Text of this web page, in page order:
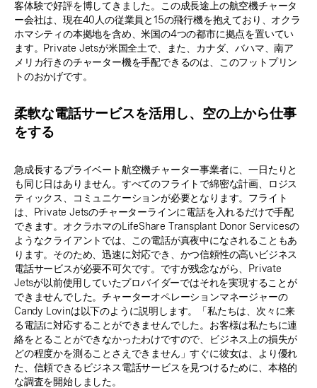
客体験で好評を博してきました。この成長途上の航空機チャータ
ー会社は、現在40人の従業員と15の飛行機を抱えており、オクラ
ホマシティの本拠地を含め、米国の4つの都市に拠点を置いてい
ます。Private Jetsが米国全土で、また、カナダ、バハマ、南ア
メリカ行きのチャーター機を手配できるのは、このフットプリン
トのおかげです。
柔軟な電話サービスを活用し、空の上から仕事
をする
急成長するプライベート航空機チャーター事業者に、一日たりと
も同じ日はありません。すべてのフライトで綿密な計画、ロジス
ティックス、コミュニケーションが必要となります。フライト
は、Private Jetsのチャーターラインに電話を入れるだけで手配
できます。オクラホマのLifeShare Transplant Donor Servicesの
ようなクライアントでは、この電話が真夜中になされることもあ
ります。そのため、迅速に対応でき、かつ信頼性の高いビジネス
電話サービスが必要不可欠です。ですが残念ながら、Private
Jetsが以前使用していたプロバイダーではそれを実現することが
できませんでした。チャーターオペレーションマネージャーの
Candy Lovinは以下のように説明します。「私たちは、次々に来
る電話に対応することができませんでした。お客様は私たちに連
絡をとることができなかったわけですので、ビジネス上の損失が
どの程度かを測ることさえできません」すぐに彼女は、より優れ
た、信頼できるビジネス電話サービスを見つけるために、本格的
な調査を開始しました。